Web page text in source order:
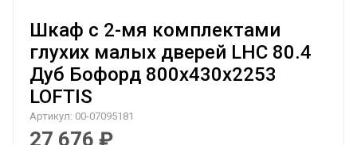
Шкаф с 2-мя комплектами
глухих малых дверей LHC 80.4
Дуб Бофорд 800х430х2253
LOFTIS
Артикул: 00-07095181
27 676 ₽